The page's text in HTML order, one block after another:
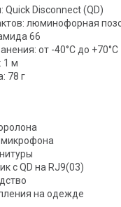
Quick Disconnect (QD)
люминофорная
66
от -40°C до +70°C
1 м
78 г
с QD на RJ9(03)
на одежде